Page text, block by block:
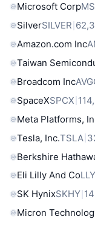
Microsoft Corp
SilverSILVER
Amazon.com Inc
Taiwan
Broadcom Inc
SpaceXSPCX
Meta Platforms,
Tesla, Inc.TSLA
Berkshire
Eli Lilly And CoLLY
SK HynixSKHY
Micron